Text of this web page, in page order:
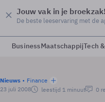
Jouw vak in je broekzak!
De beste leeservaring met de
BusinessMaatschappijTech
Nieuws
Finance
23 juli 2008
leestijd 1 minuut 0